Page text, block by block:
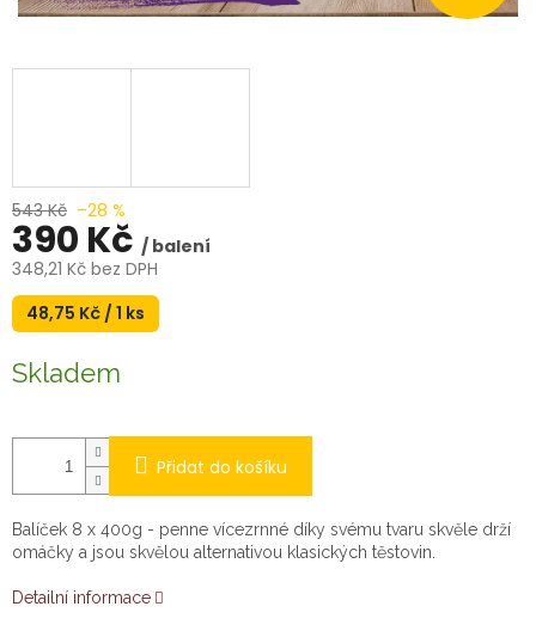
543 Kč –28 %
390 Kč / balení
348,21 Kč bez DPH
Měrná
cena:
48,75 Kč / 1 ks
Skladem
Přidat do košíku
Balíček 8 x 400g - penne vícezrnné díky svému tvaru skvěle drží
omáčky a jsou skvělou alternativou klasických těstovin.
Detailní informace